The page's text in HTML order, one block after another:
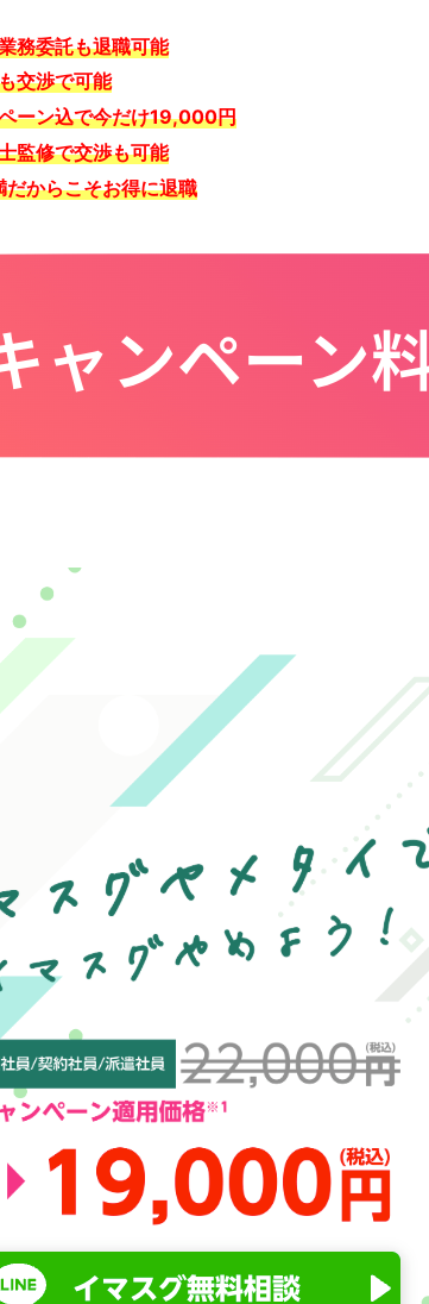
務委託も退職可能
交渉で可能
ーン込で今だけ19,000円
監修で交渉も可能
からこそお得に退職